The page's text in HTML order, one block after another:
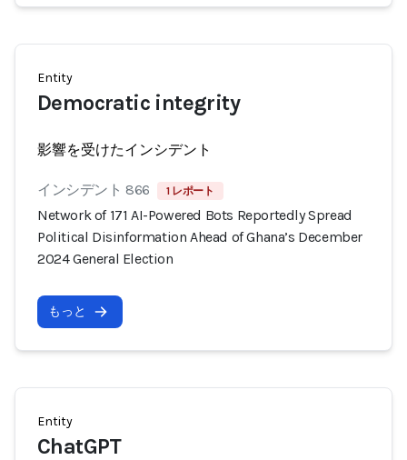
Entity
Democratic integrity
影響を受けたインシデント
インシデント 866 1 レポート
Network of 171 AI-Powered Bots Reportedly Spread
Political Disinformation Ahead of Ghana’s December
2024 General Election
もっと
Entity
ChatGPT